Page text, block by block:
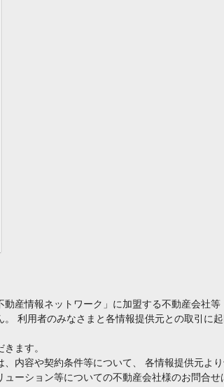
産情報ネットワーク」に加盟する不動産会社
利用者のみなさまと各情報提供元との取引
ます。
内容や契約条件等について、 各情報提供元よ
ーション等についての不動産会社様のお問合せ